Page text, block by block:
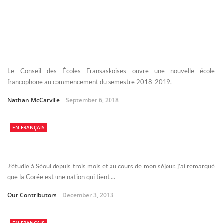
Le Conseil des Écoles Fransaskoises ouvre une nouvelle école
francophone au commencement du semestre 2018-2019.
Nathan McCarville September 6, 2018
EN FRANÇAIS
J’étudie à Séoul depuis trois mois et au cours de mon séjour, j’ai remarqué
que la Corée est une nation qui tient ...
Our Contributors December 3, 2013